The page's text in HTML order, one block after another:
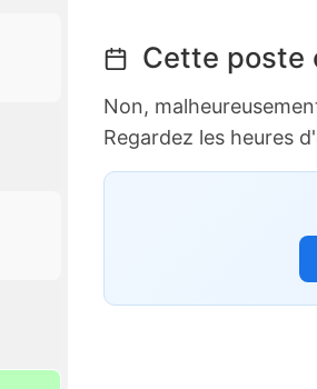
Cette poste
Non,
Regardez les heures